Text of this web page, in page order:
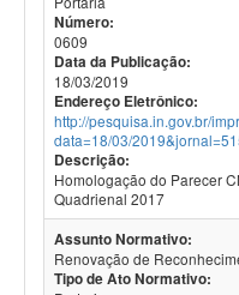
Número:
0609
Data da Publicação:
18/03/2019
Endereço Eletrônico:
http://pesquisa.in.gov.br/
data=18/03/
Descrição:
Homologação do Parecer
Quadrienal 2017
Assunto Normativo:
Renovação de
Tipo de Ato Normativo: